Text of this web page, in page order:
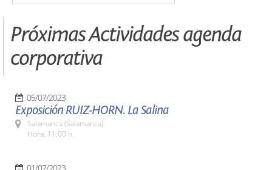
Próximas Actividades agenda
corporativa
05/07/2023
Exposición RUIZ-HORN. La Salina
Salamanca (Salamanca)
Hora: 11:00 h.